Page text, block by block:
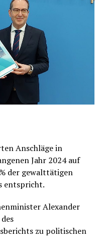
Anschläge in
Jahr 2024 auf
der gewalttätigen
entspricht.
Alexander
zu politischen